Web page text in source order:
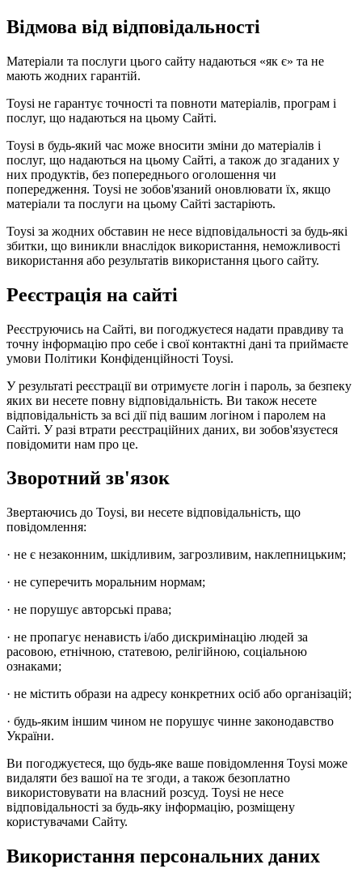
Відмова від відповідальності
Матеріали та послуги цього сайту надаються «як є» та не
мають жодних гарантій.
Toysi не гарантує точності та повноти матеріалів, програм і
послуг, що надаються на цьому Сайті.
Toysi в будь-який час може вносити зміни до матеріалів і
послуг, що надаються на цьому Сайті, а також до згаданих у
них продуктів, без попереднього оголошення чи
попередження. Toysi не зобов'язаний оновлювати їх, якщо
матеріали та послуги на цьому Сайті застаріють.
Toysi за жодних обставин не несе відповідальності за будь-які
збитки, що виникли внаслідок використання, неможливості
використання або результатів використання цього сайту.
Реєстрація на сайті
Реєструючись на Сайті, ви погоджуєтеся надати правдиву та
точну інформацію про себе і свої контактні дані та приймаєте
умови Політики Конфіденційності Toysi.
У результаті реєстрації ви отримуєте логін і пароль, за безпеку
яких ви несете повну відповідальність. Ви також несете
відповідальність за всі дії під вашим логіном і паролем на
Сайті. У разі втрати реєстраційних даних, ви зобов'язуєтеся
повідомити нам про це.
Зворотний зв'язок
Звертаючись до Toysi, ви несете відповідальність, що
повідомлення:
· не є незаконним, шкідливим, загрозливим, наклепницьким;
· не суперечить моральним нормам;
· не порушує авторські права;
· не пропагує ненависть і/або дискримінацію людей за
расовою, етнічною, статевою, релігійною, соціальною
ознаками;
· не містить образи на адресу конкретних осіб або організацій;
· будь-яким іншим чином не порушує чинне законодавство
України.
Ви погоджуєтеся, що будь-яке ваше повідомлення Toysi може
видаляти без вашої на те згоди, а також безоплатно
використовувати на власний розсуд. Toysi не несе
відповідальності за будь-яку інформацію, розміщену
користувачами Сайту.
Використання персональних даних